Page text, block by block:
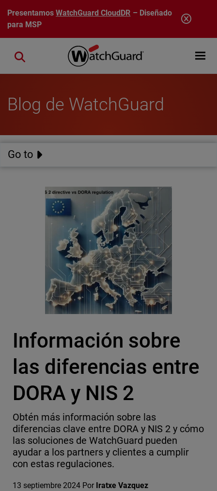
Pasar al contenido principal
PresentamosWatchGuard CloudDR – Diseñado
para MSP
Open
Close search
Blog de WatchGuard
Go to
Información sobre
las diferencias entre
DORA y NIS 2
Obtén más información sobre las
diferencias clave entre DORA y NIS 2 y cómo
las soluciones de WatchGuard pueden
ayudar a los partners y clientes a cumplir
con estas regulaciones.
13 septiembre 2024 Por Iratxe Vazquez